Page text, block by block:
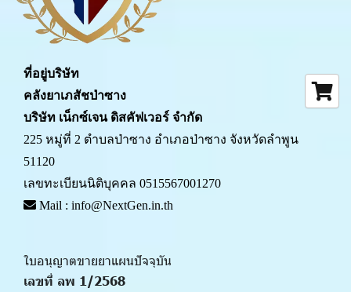
ที่อยู่บริษัท
คลังยาเภสัชป่าซาง
บริษัท เน็กซ์เจน ดิสคัฟเวอร์ จำกัด
225 หมู่ที่ 2 ตำบลป่าซาง อำเภอป่าซาง จังหวัดลำพูน
51120
เลขทะเบียนนิติบุคคล 0515567001270
Mail : info@NextGen.in.th
ใบอนุญาตขายยาแผนปัจจุบัน
เลขที่ ลพ 1/2568